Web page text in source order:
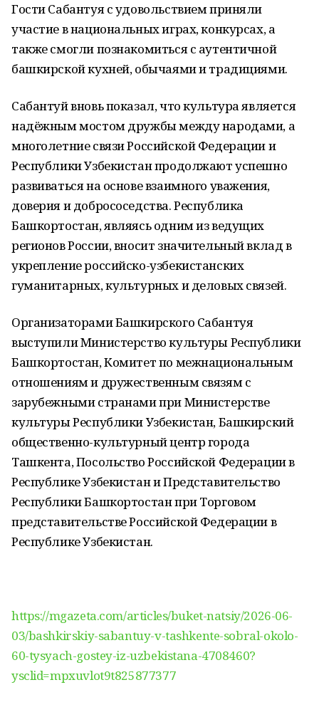
Гости Сабантуя с удовольствием приняли
участие в национальных играх, конкурсах, а
также смогли познакомиться с аутентичной
башкирской кухней, обычаями и традициями.
Сабантуй вновь показал, что культура является
надёжным мостом дружбы между народами, а
многолетние связи Российской Федерации и
Республики Узбекистан продолжают успешно
развиваться на основе взаимного уважения,
доверия и добрососедства. Республика
Башкортостан, являясь одним из ведущих
регионов России, вносит значительный вклад в
укрепление российско-узбекистанских
гуманитарных, культурных и деловых связей.
Организаторами Башкирского Сабантуя
выступили Министерство культуры Республики
Башкортостан, Комитет по межнациональным
отношениям и дружественным связям с
зарубежными странами при Министерстве
культуры Республики Узбекистан, Башкирский
общественно-культурный центр города
Ташкента, Посольство Российской Федерации в
Республике Узбекистан и Представительство
Республики Башкортостан при Торговом
представительстве Российской Федерации в
Республике Узбекистан.
https://mgazeta.com/articles/buket-natsiy/2026-06-
03/bashkirskiy-sabantuy-v-tashkente-sobral-okolo-
60-tysyach-gostey-iz-uzbekistana-4708460?
ysclid=mpxuvlot9t825877377